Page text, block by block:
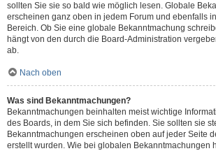
sollten Sie sie so bald wie möglich lesen. Globale
erscheinen ganz oben in jedem Forum und ebenfalls
Bereich. Ob Sie eine globale Bekanntmachung
hängt von den durch die Board-Administration
ab.
Nach oben
Was sind Bekanntmachungen?
Bekanntmachungen beinhalten meist wichtige
des Boards, in dem Sie sich befinden. Sie sollten sie
Bekanntmachungen erscheinen oben auf jeder Seite
erstellt wurden. Wie bei globalen Bekanntmachungen